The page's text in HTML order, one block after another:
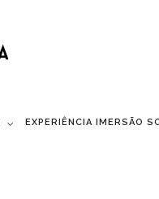
EXPERIÊNCIA IMERSÃO